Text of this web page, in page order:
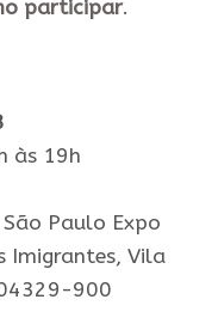
participar.
às 19h
Paulo Expo
Imigrantes, Vila
900